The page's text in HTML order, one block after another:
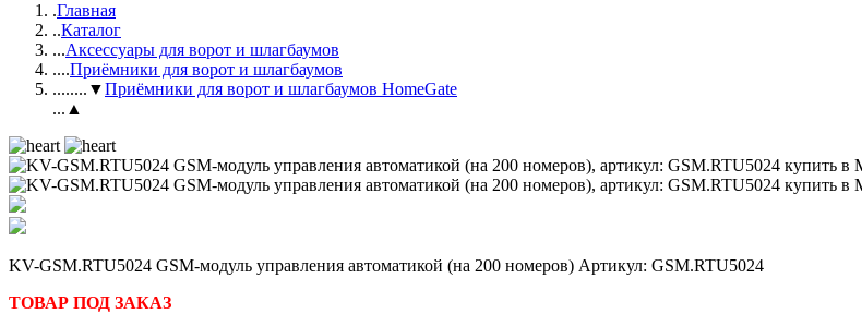
.Главная
..Каталог
...Аксессуары для ворот и шлагбаумов
....Приёмники для ворот и шлагбаумов
........▼Приёмники для ворот и шлагбаумов HomeGate
...▲
KV-GSM.RTU5024 GSM-модуль управления автоматикой (на 200 номеров) Артикул: GSM.RTU5024
ТОВАР ПОД ЗАКАЗ